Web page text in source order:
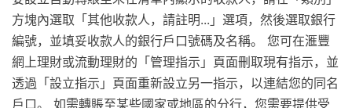
方塊內選取「其他收款人，請註明...」選項，然後選取銀行
編號，並填妥收款人的銀行戶口號碼及名稱。 您可在滙豐
網上理財或流動理財的「管理指示」頁面刪取現有指示，並
透過「設立指示」頁面重新設立另一指示，以連結您的同名
戶口。 如需轉賬至某些國家或地區的分行，您需要提供受